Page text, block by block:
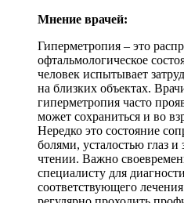
Мнение врачей:
Гиперметропия – это
офтальмологическое
человек испытывает
на близких объектах.
гиперметропия часто
может сохраниться и во
Нередко это состояние
болями, усталостью глаз
чтении. Важно
специалисту для
соответствующего